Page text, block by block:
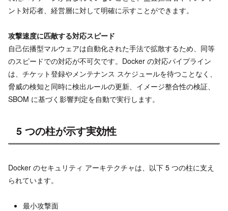
ント対応者、経営層に対して明確に示すことができます。
攻撃速度に匹敵する対応スピード
自己伝播型マルウェアは自動化された手法で拡散するため、同等
のスピードでの対応が不可欠です。Docker の対応パイプライン
は、チケット登録やメンテナンス スケジュールを待つことなく、
脅威の検知と同時に検出ルールの更新、イメージ整合性の検証、
SBOM に基づく影響判定を自動で実行します。
5 つの柱が示す実効性
Docker のセキュリティ アーキテクチャは、以下 5 つの柱に支え
られています。
最小攻撃面